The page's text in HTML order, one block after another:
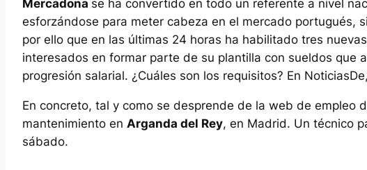
Mercadona se ha convertido en todo un referente a nivel
esforzándose para meter cabeza en el mercado portugués,
por ello que en las últimas 24 horas ha habilitado tres nuevas
interesados en formar parte de su plantilla con sueldos que
progresión salarial. ¿Cuáles son los requisitos? En
En concreto, tal y como se desprende de la web de empleo
mantenimiento en Arganda del Rey, en Madrid. Un técnico
sábado.